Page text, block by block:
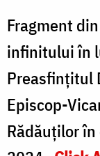
Fragment
infinitului în
Preasfințitul
Episcop-
Rădăuților